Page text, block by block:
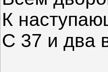
К
С 37 и два